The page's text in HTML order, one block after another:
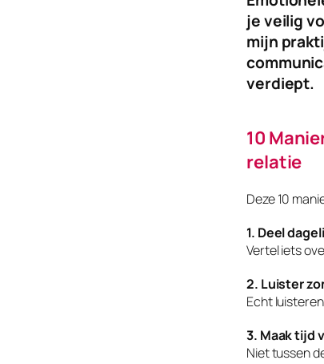
je veilig
mijn
verdiept.
10
relatie
Deze 10
1. Deel
Vertel iets
2. Luister
Echt
3. Maak tijd
Niet tussen